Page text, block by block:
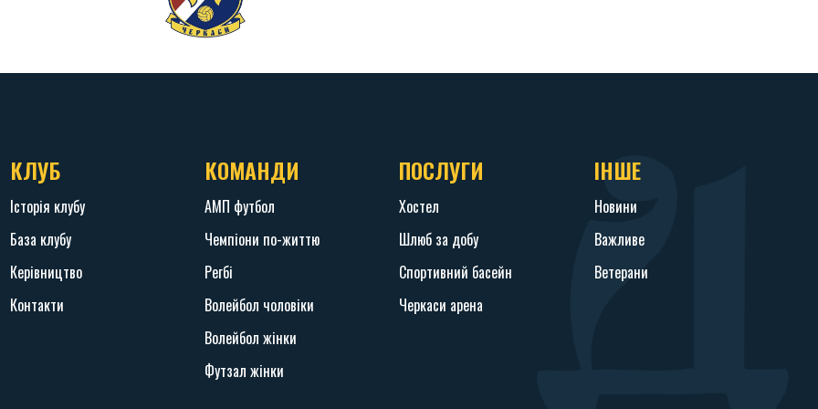
КЛУБ
Історія клубу
База клубу
Керівництво
Контакти
КОМАНДИ
АМП футбол
Чемпіони по-життю
Регбі
Волейбол чоловіки
Волейбол жінки
Футзал жінки
ПОСЛУГИ
Хостел
Шлюб за добу
Спортивний басейн
Черкаси арена
ІНШЕ
Новини
Важливе
Ветерани